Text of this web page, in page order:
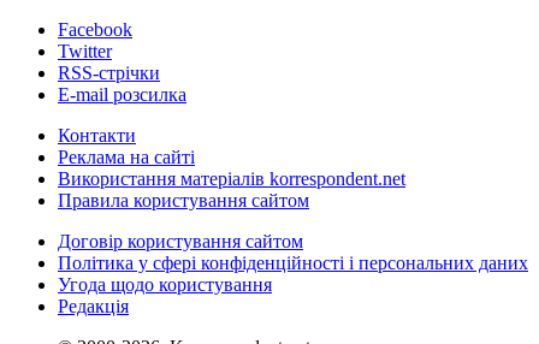
Facebook
Twitter
RSS-стрічки
E-mail розсилка
Контакти
Реклама на сайті
Використання матеріалів korrespondent.net
Правила користування сайтом
Договір користування сайтом
Політика у сфері конфіденційності і персональних даних
Угода щодо користування
Редакція